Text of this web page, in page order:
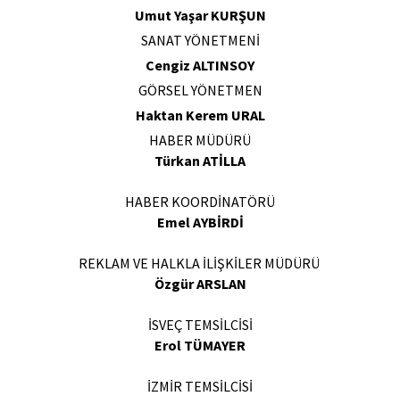
Umut Yaşar KURŞUN
SANAT YÖNETMENİ
Cengiz ALTINSOY
GÖRSEL YÖNETMEN
Haktan Kerem URAL
HABER MÜDÜRÜ
Türkan ATİLLA
HABER KOORDİNATÖRÜ
Emel AYBİRDİ
REKLAM VE HALKLA İLİŞKİLER MÜDÜRÜ
Özgür ARSLAN
İSVEÇ TEMSİLCİSİ
Erol TÜMAYER
İZMİR TEMSİLCİSİ